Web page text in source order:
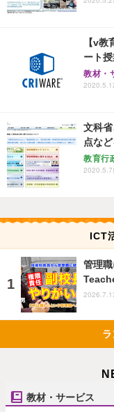
【v
ート
教材・
文科
点な
教育行
ICT
管理
教材・サービス